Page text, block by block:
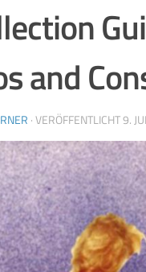
and
· VERÖFFENTLICHT9.